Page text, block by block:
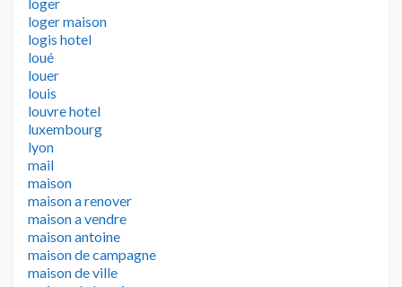
loger maison
logis hotel
loué
louer
louis
louvre hotel
luxembourg
lyon
mail
maison
maison a renover
maison a vendre
maison antoine
maison de campagne
maison de ville